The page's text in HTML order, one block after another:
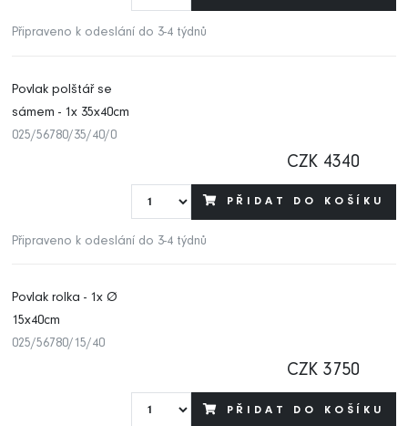
Připraveno k odeslání do 3-4 týdnů
Povlak polštář se
sámem - 1x 35x40cm
025/56780/35/40/0
CZK 4340
PŘIDAT DO KOŠÍKU
Připraveno k odeslání do 3-4 týdnů
Povlak rolka - 1x Ø
15x40cm
025/56780/15/40
CZK 3750
PŘIDAT DO KOŠÍKU